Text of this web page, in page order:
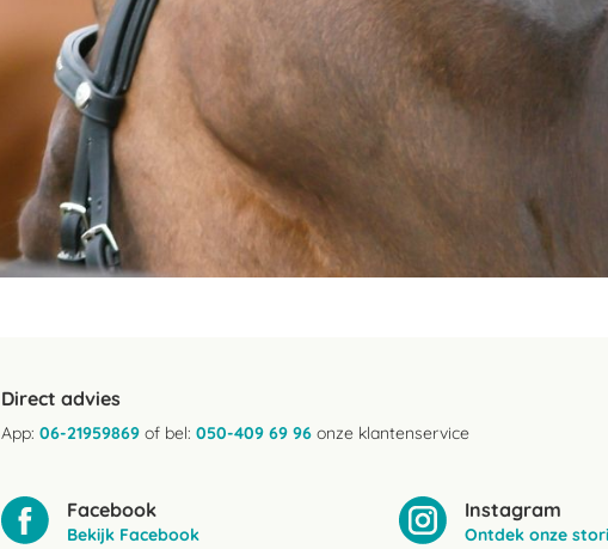
Direct advies
App: 06-21959869 of bel: 050-409 69 96 onze klantenservice
Facebook
Bekijk Facebook
Instagram
Ontdek onze